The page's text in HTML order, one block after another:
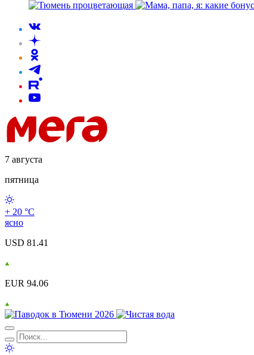
7 августа
пятница
+ 20 °С
ясно
USD 81.41
EUR 94.06